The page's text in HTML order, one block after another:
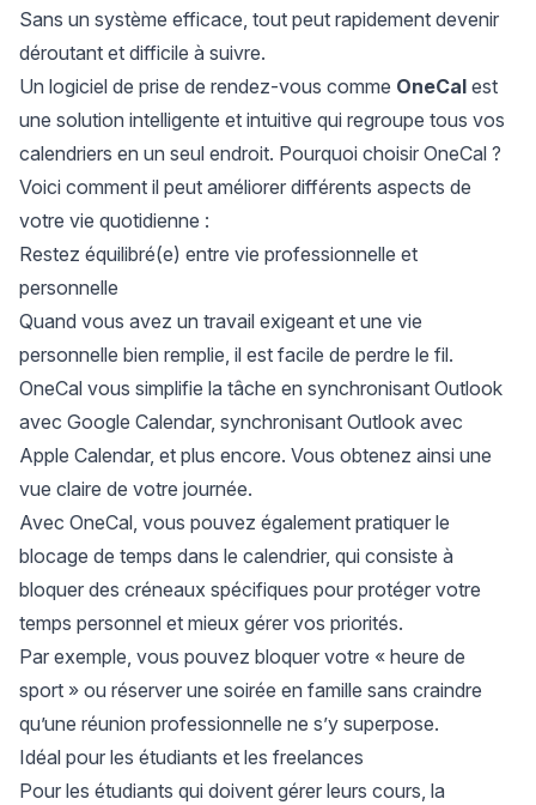
Sans un système efficace, tout peut rapidement devenir
déroutant et difficile à suivre.
Un logiciel de prise de rendez-vous comme OneCal est
une solution intelligente et intuitive qui regroupe tous vos
calendriers en un seul endroit. Pourquoi choisir OneCal ?
Voici comment il peut améliorer différents aspects de
votre vie quotidienne :
Restez équilibré(e) entre vie professionnelle et
personnelle
Quand vous avez un travail exigeant et une vie
personnelle bien remplie, il est facile de perdre le fil.
OneCal vous simplifie la tâche en synchronisant Outlook
avec Google Calendar, synchronisant Outlook avec
Apple Calendar, et plus encore. Vous obtenez ainsi une
vue claire de votre journée.
Avec OneCal, vous pouvez également pratiquer le
blocage de temps dans le calendrier, qui consiste à
bloquer des créneaux spécifiques pour protéger votre
temps personnel et mieux gérer vos priorités.
Par exemple, vous pouvez bloquer votre « heure de
sport » ou réserver une soirée en famille sans craindre
qu’une réunion professionnelle ne s’y superpose.
Idéal pour les étudiants et les freelances
Pour les étudiants qui doivent gérer leurs cours, la